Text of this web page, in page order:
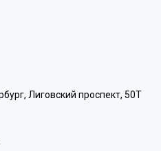
Лиговский проспект, 50Т